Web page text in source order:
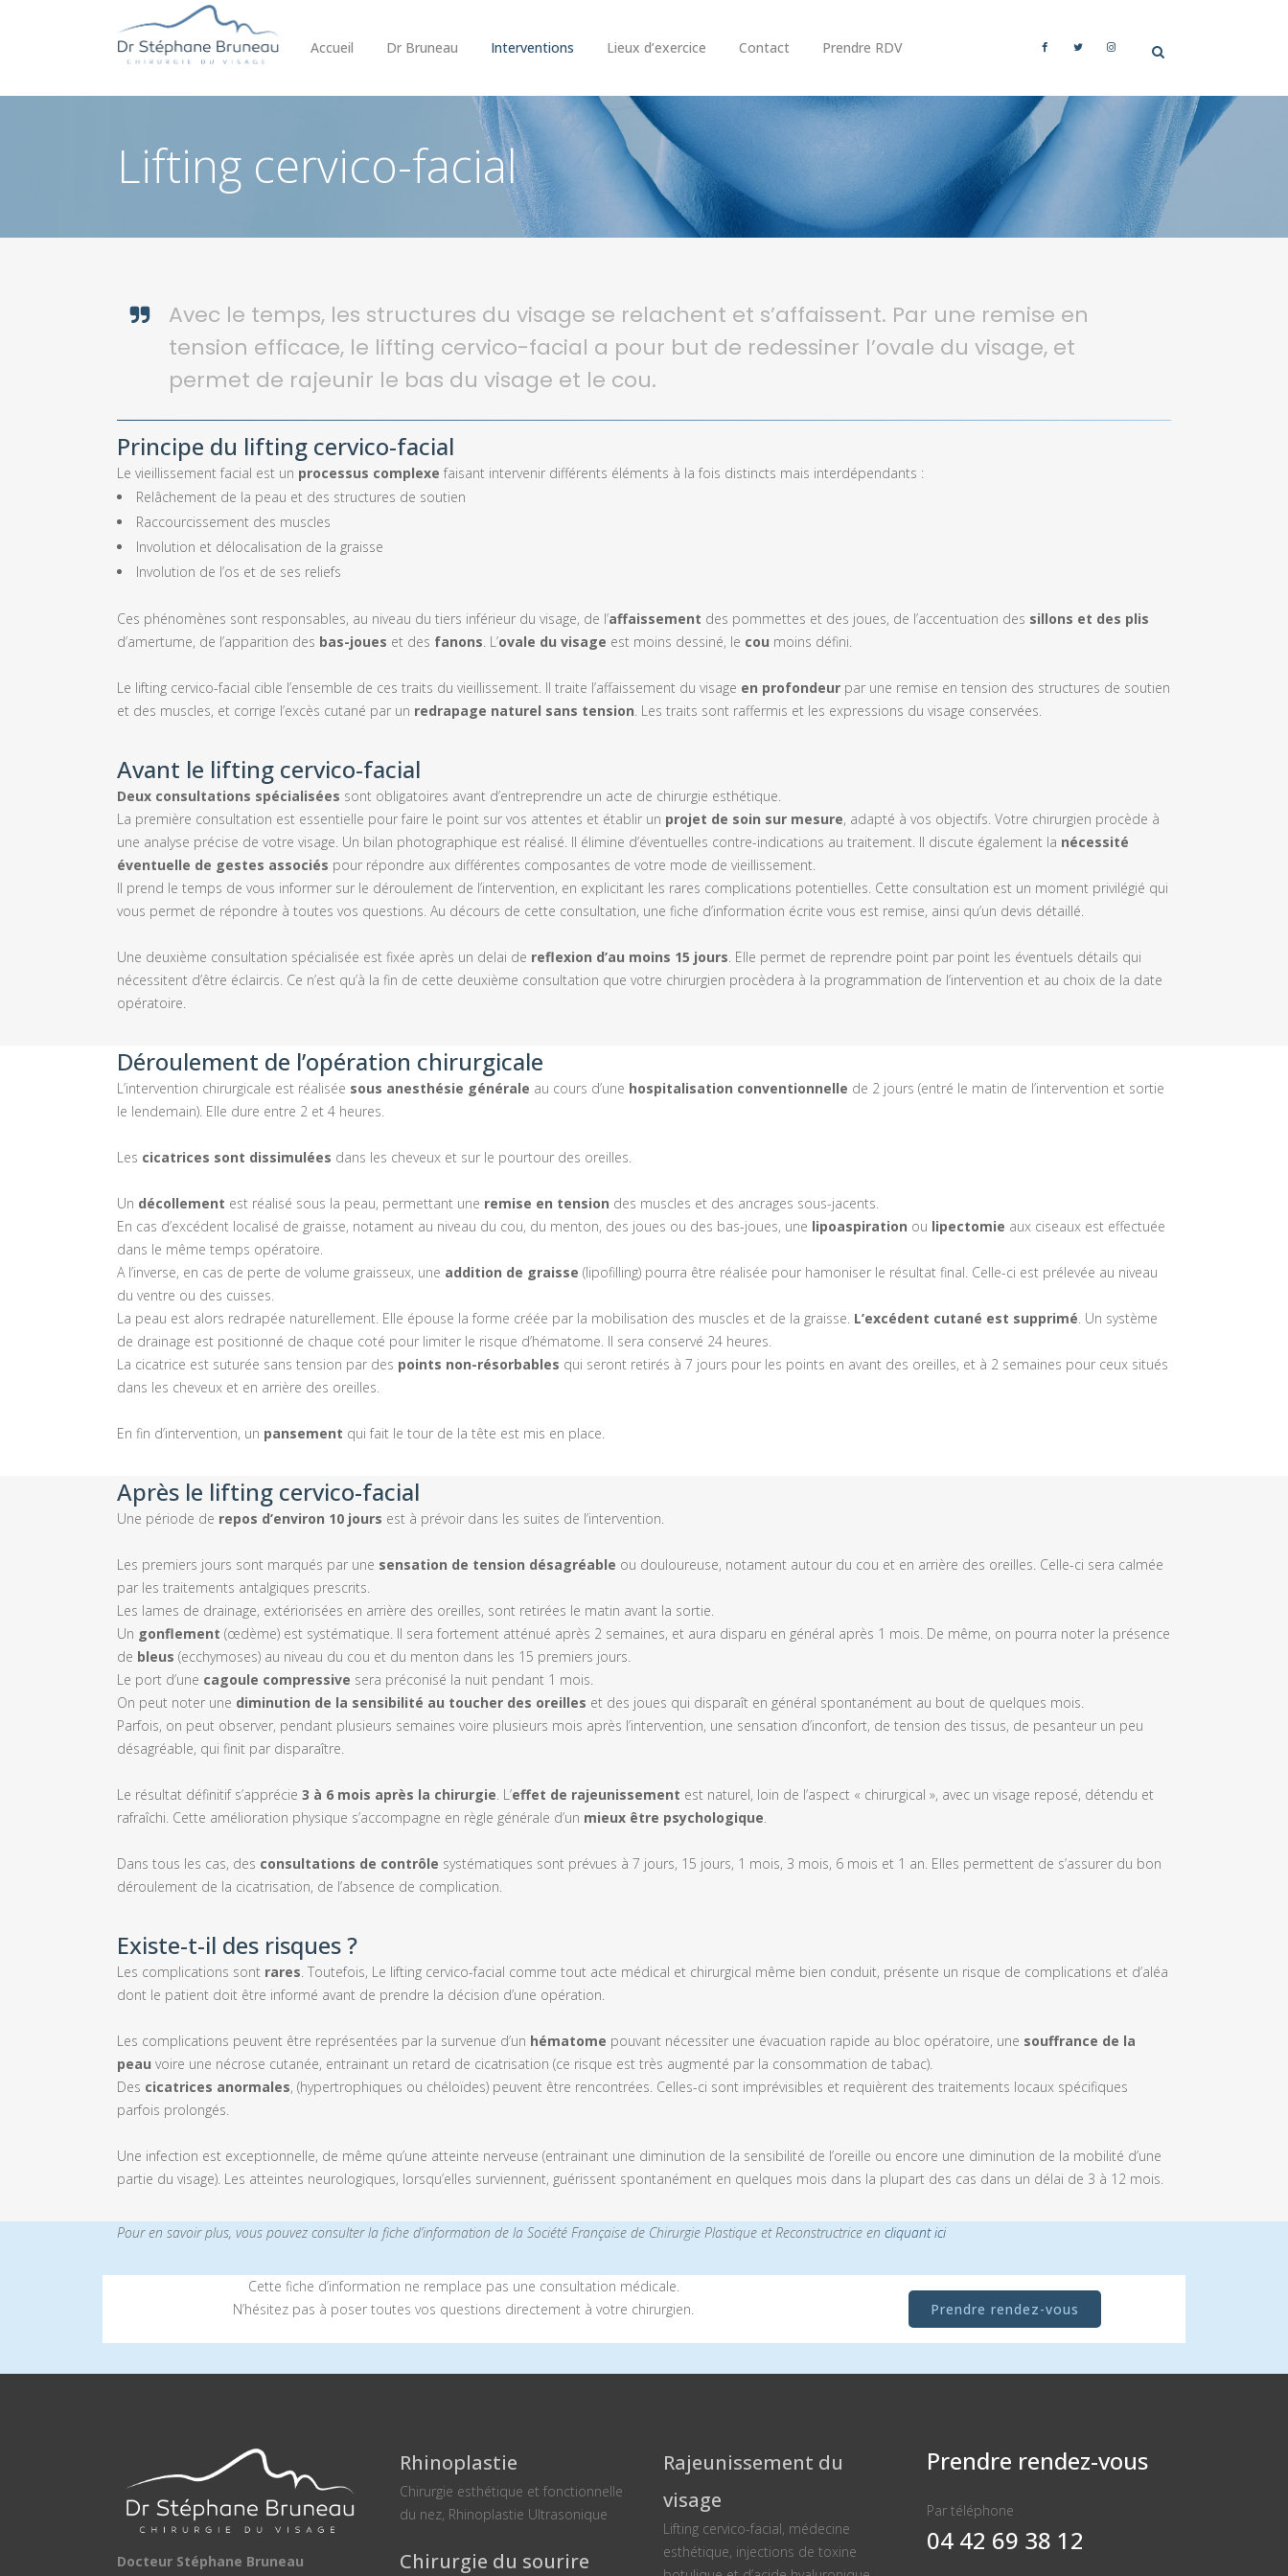
Accueil Dr Bruneau Interventions Lieux d’exercice Contact Prendre RDV
Lifting cervico-facial
Avec le temps, les structures du visage se relachent et s’affaissent. Par une remise en
tension efficace, le lifting cervico-facial a pour but de redessiner l’ovale du visage, et
permet de rajeunir le bas du visage et le cou.
Principe du lifting cervico-facial
Le vieillissement facial est un processus complexe faisant intervenir différents éléments à la fois distincts mais interdépendants :
Relâchement de la peau et des structures de soutien
Raccourcissement des muscles
Involution et délocalisation de la graisse
Involution de l’os et de ses reliefs
Ces phénomènes sont responsables, au niveau du tiers inférieur du visage, de l’affaissement des pommettes et des joues, de l’accentuation des sillons et des plis
d’amertume, de l’apparition des bas-joues et des fanons . L’ovale du visage est moins dessiné, le cou moins défini.
Le lifting cervico-facial cible l’ensemble de ces traits du vieillissement. Il traite l’affaissement du visage en profondeur par une remise en tension des structures de soutien
et des muscles, et corrige l’excès cutané par un redrapage naturel sans tension . Les traits sont raffermis et les expressions du visage conservées.
Avant le lifting cervico-facial
Deux consultations spécialisées sont obligatoires avant d’entreprendre un acte de chirurgie esthétique.
La première consultation est essentielle pour faire le point sur vos attentes et établir un projet de soin sur mesure, adapté à vos objectifs. Votre chirurgien procède à
une analyse précise de votre visage. Un bilan photographique est réalisé. Il élimine d’éventuelles contre-indications au traitement. Il discute également la nécessité
éventuelle de gestes associés pour répondre aux différentes composantes de votre mode de vieillissement.
Il prend le temps de vous informer sur le déroulement de l’intervention, en explicitant les rares complications potentielles. Cette consultation est un moment privilégié qui
vous permet de répondre à toutes vos questions. Au décours de cette consultation, une fiche d’information écrite vous est remise, ainsi qu’un devis détaillé.
Une deuxième consultation spécialisée est fixée après un delai de reflexion d’au moins 15 jours . Elle permet de reprendre point par point les éventuels détails qui
nécessitent d’être éclaircis. Ce n’est qu’à la fin de cette deuxième consultation que votre chirurgien procèdera à la programmation de l’intervention et au choix de la date
opératoire.
Déroulement de l’opération chirurgicale
L’intervention chirurgicale est réalisée sous anesthésie générale au cours d’une hospitalisation conventionnelle de 2 jours (entré le matin de l’intervention et sortie
le lendemain). Elle dure entre 2 et 4 heures.
Les cicatrices sont dissimulées dans les cheveux et sur le pourtour des oreilles.
Un décollement est réalisé sous la peau, permettant une remise en tension des muscles et des ancrages sous-jacents.
En cas d’excédent localisé de graisse, notament au niveau du cou, du menton, des joues ou des bas-joues, une lipoaspiration ou lipectomie aux ciseaux est effectuée
dans le même temps opératoire.
A l’inverse, en cas de perte de volume graisseux, une addition de graisse (lipofilling) pourra être réalisée pour hamoniser le résultat final. Celle-ci est prélevée au niveau
du ventre ou des cuisses.
La peau est alors redrapée naturellement. Elle épouse la forme créée par la mobilisation des muscles et de la graisse. L’excédent cutané est supprimé . Un système
de drainage est positionné de chaque coté pour limiter le risque d’hématome. Il sera conservé 24 heures.
La cicatrice est suturée sans tension par des points non-résorbables qui seront retirés à 7 jours pour les points en avant des oreilles, et à 2 semaines pour ceux situés
dans les cheveux et en arrière des oreilles.
En fin d’intervention, un pansement qui fait le tour de la tête est mis en place.
Après le lifting cervico-facial
Une période de repos d’environ 10 jours est à prévoir dans les suites de l’intervention.
Les premiers jours sont marqués par une sensation de tension désagréable ou douloureuse, notament autour du cou et en arrière des oreilles. Celle-ci sera calmée
par les traitements antalgiques prescrits.
Les lames de drainage, extériorisées en arrière des oreilles, sont retirées le matin avant la sortie.
Un gonflement (œdème) est systématique. Il sera fortement atténué après 2 semaines, et aura disparu en général après 1 mois. De même, on pourra noter la présence
de bleus (ecchymoses) au niveau du cou et du menton dans les 15 premiers jours.
Le port d’une cagoule compressive sera préconisé la nuit pendant 1 mois.
On peut noter une diminution de la sensibilité au toucher des oreilles et des joues qui disparaît en général spontanément au bout de quelques mois.
Parfois, on peut observer, pendant plusieurs semaines voire plusieurs mois après l’intervention, une sensation d’inconfort, de tension des tissus, de pesanteur un peu
désagréable, qui finit par disparaître.
Le résultat définitif s’apprécie 3 à 6 mois après la chirurgie . L’effet de rajeunissement est naturel, loin de l’aspect « chirurgical », avec un visage reposé, détendu et
rafraîchi. Cette amélioration physique s’accompagne en règle générale d’un mieux être psychologique
Dans tous les cas, des consultations de contrôle systématiques sont prévues à 7 jours, 15 jours, 1 mois, 3 mois, 6 mois et 1 an. Elles permettent de s’assurer du bon
déroulement de la cicatrisation, de l’absence de complication.
Existe-t-il des risques ?
Les complications sont rares . Toutefois, Le lifting cervico-facial comme tout acte médical et chirurgical même bien conduit, présente un risque de complications et d’aléa
dont le patient doit être informé avant de prendre la décision d’une opération.
Les complications peuvent être représentées par la survenue d’un hématome pouvant nécessiter une évacuation rapide au bloc opératoire, une souffrance de la
peau voire une nécrose cutanée, entrainant un retard de cicatrisation (ce risque est très augmenté par la consommation de tabac).
Des cicatrices anormales, (hypertrophiques ou chéloïdes) peuvent être rencontrées. Celles-ci sont imprévisibles et requièrent des traitements locaux spécifiques
parfois prolongés.
Une infection est exceptionnelle, de même qu’une atteinte nerveuse (entrainant une diminution de la sensibilité de l’oreille ou encore une diminution de la mobilité d’une
partie du visage). Les atteintes neurologiques, lorsqu’elles surviennent, guérissent spontanément en quelques mois dans la plupart des cas dans un délai de 3 à 12 mois.
Pour en savoir plus, vous pouvez consulter la fiche d’information de la Société Française de Chirurgie Plastique et Reconstructrice en cliquant ici
Cette fiche d’information ne remplace pas une consultation médicale.
N’hésitez pas à poser toutes vos questions directement à votre chirurgien.
Prendre rendez-vous
Docteur Stéphane Bruneau
Rhinoplastie
Chirurgie esthétique et fonctionnelle
du nez, Rhinoplastie Ultrasonique
Chirurgie du sourire
Rajeunissement du
visage
Lifting cervico-facial, médecine
esthétique, injections de toxine
Prendre rendez-vous
Par téléphone
04 42 69 38 12